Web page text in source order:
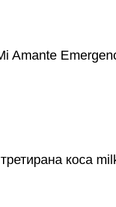
Amante
коса